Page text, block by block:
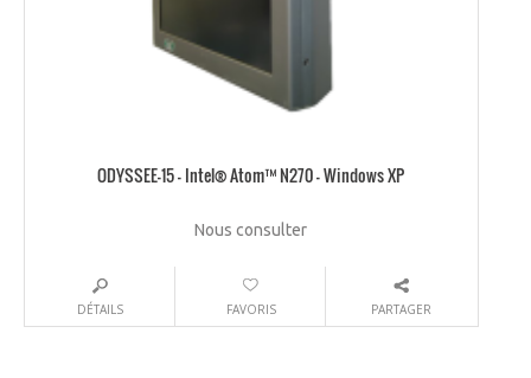
ODYSSEE-15 – Intel® Atom™ N270 – Windows XP
Nous consulter
DÉTAILS FAVORIS PARTAGER